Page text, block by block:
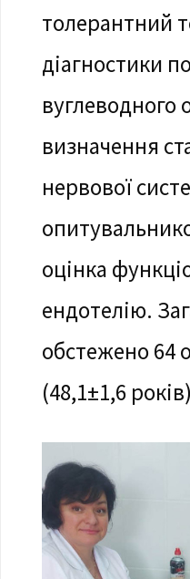
толерантний
діагностики
вуглеводного
визначення
нервової
оцінка
ендотелію.
обстежено 64
(48,1±1,6